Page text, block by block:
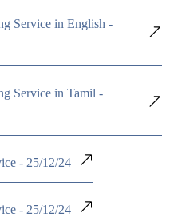
Service in English -
Service in Tamil -
- 25/12/24
- 25/12/24